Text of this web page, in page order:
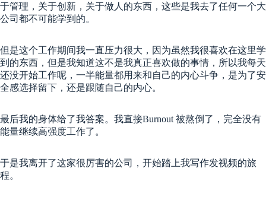
于管理，关于创新，关于做人的东西，这些是我去了任何一个大
公司都不可能学到的。
但是这个工作期间我一直压力很大，因为虽然我很喜欢在这里学
到的东西，但是我知道这不是我真正喜欢做的事情，所以我每天
还没开始工作呢，一半能量都用来和自己的内心斗争，是为了安
全感选择留下，还是跟随自己的内心。
最后我的身体给了我答案。我直接Burnout 被熬倒了，完全没有
能量继续高强度工作了。
于是我离开了这家很厉害的公司，开始踏上我写作发视频的旅
程。